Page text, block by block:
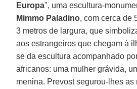
Europa", uma escultura-
Mimmo Paladino, com cerca de
3 metros de largura, que
aos estrangeiros que chegam à
se da escultura acompanhado
africanos: uma mulher grávida,
menina. Prevost segurou-lhes as